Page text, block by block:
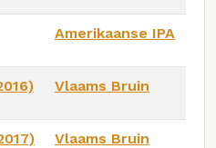
Amerikaanse IPA
Vlaams Bruin
Vlaams Bruin